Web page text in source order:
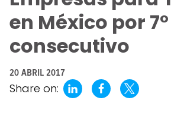
en México por
consecutivo
20 ABRIL 2017
Share on: